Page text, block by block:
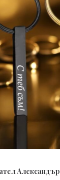
ПОРЪЧАЙ
Александър